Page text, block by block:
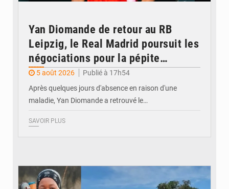
Yan Diomande de retour au RB
Leipzig, le Real Madrid poursuit les
négociations pour la pépite
ivoirienne
5 août 2026
Publié à 17h54
Après quelques jours d'absence en raison d'une
maladie, Yan Diomande a retrouvé le…
SAVOIR PLUS